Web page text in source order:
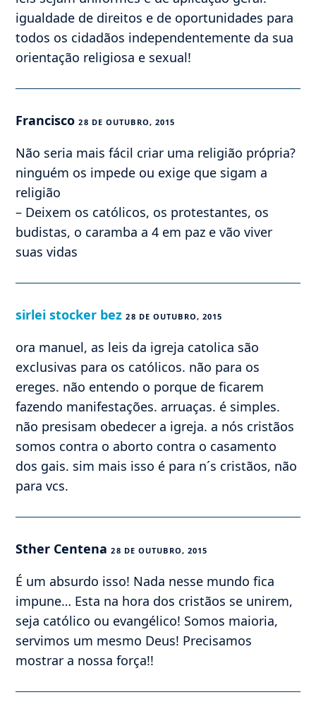
igualdade de direitos e de oportunidades para
todos os cidadãos independentemente da sua
orientação religiosa e sexual!
Francisco28 DE OUTUBRO, 2015
Não seria mais fácil criar uma religião própria?
ninguém os impede ou exige que sigam a
religião
– Deixem os católicos, os protestantes, os
budistas, o caramba a 4 em paz e vão viver
suas vidas
sirlei stocker bez 28 DE OUTUBRO, 2015
ora manuel, as leis da igreja catolica são
exclusivas para os católicos. não para os
ereges. não entendo o porque de ficarem
fazendo manifestações. arruaças. é simples.
não presisam obedecer a igreja. a nós cristãos
somos contra o aborto contra o casamento
dos gais. sim mais isso é para n´s cristãos, não
para vcs.
Sther Centena28 DE OUTUBRO, 2015
É um absurdo isso! Nada nesse mundo fica
impune… Esta na hora dos cristãos se unirem,
seja católico ou evangélico! Somos maioria,
servimos um mesmo Deus! Precisamos
mostrar a nossa força!!